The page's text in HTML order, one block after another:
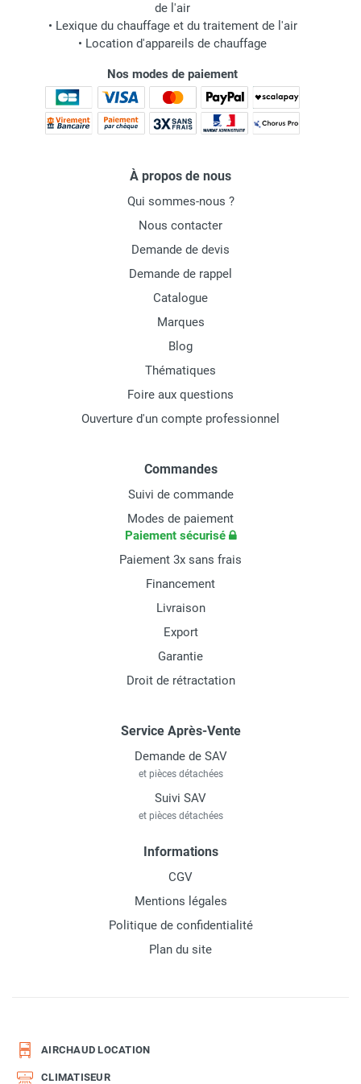
de l'air
• Lexique du chauffage et du traitement de l'air
• Location d'appareils de chauffage
Nos modes de paiement
À propos de nous
Qui sommes-nous ?
Nous contacter
Demande de devis
Demande de rappel
Catalogue
Marques
Blog
Thématiques
Foire aux questions
Ouverture d'un compte professionnel
Commandes
Suivi de commande
Modes de paiement
Paiement sécurisé
Paiement 3x sans frais
Financement
Livraison
Export
Garantie
Droit de rétractation
Service Après-Vente
Demande de SAV
et pièces détachées
Suivi SAV
et pièces détachées
Informations
CGV
Mentions légales
Politique de confidentialité
Plan du site
AIRCHAUD LOCATION
CLIMATISEUR